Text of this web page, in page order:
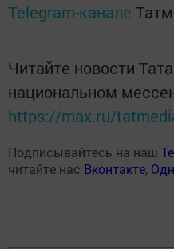
Telegram-канале
Читайте новости
национальном
https://max.ru/
Подписывайтесь на наш
читайте нас Вконтакте,